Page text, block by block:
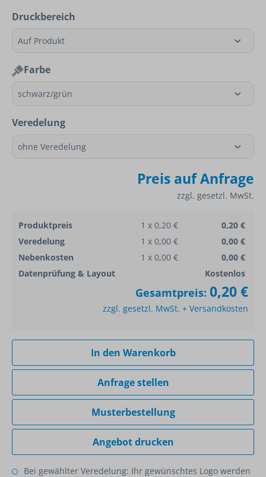
Druckbereich
Farbe
Veredelung
Preis auf Anfrage
zzgl. gesetzl. MwSt.
Produktpreis 1 x 0,20 €
0,20 €
Veredelung
1 x 0,00 €
0,00 €
Nebenkosten
1 x 0,00 €
0,00 €
Datenprüfung & Layout
Kostenlos
Gesamtpreis: 0,20 €
zzgl. gesetzl. MwSt. + Versandkosten
In den Warenkorb
Anfrage stellen
Musterbestellung
Angebot drucken
Bei gewählter Veredelung: Ihr gewünschtes Logo werden